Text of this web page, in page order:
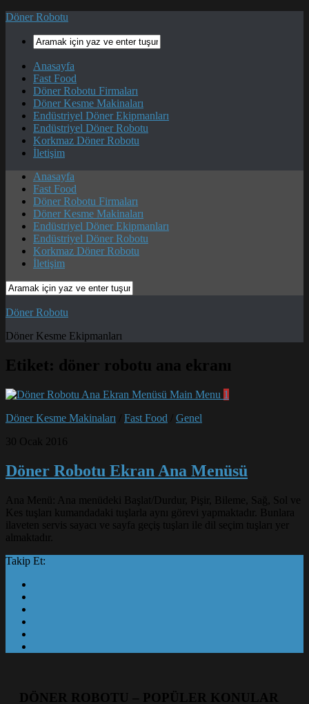
Döner Robotu
Anasayfa
Fast Food
Döner Robotu Firmaları
Döner Kesme Makinaları
Endüstriyel Döner Ekipmanları
Endüstriyel Döner Robotu
Korkmaz Döner Robotu
İletişim
Anasayfa
Fast Food
Döner Robotu Firmaları
Döner Kesme Makinaları
Endüstriyel Döner Ekipmanları
Endüstriyel Döner Robotu
Korkmaz Döner Robotu
İletişim
Döner Robotu
Döner Kesme Ekipmanları
Etiket: döner robotu ana ekranı
1
Döner Kesme Makinaları
Fast Food
Genel
30 Ocak 2016
Döner Robotu Ekran Ana Menüsü
Ana Menü: Ana menüdeki Başlat/Durdur, Pişir, Bileme, Sağ, Sol ve
Kes tuşları kumandadaki tuşlarla aynı görevi yapmaktadır. Bunlara
ilaveten servis sayacı ve sayfa geçiş tuşları ile dil seçim tuşları yer
almaktadır.
Takip Et:
DÖNER ROBOTU – POPÜLER KONULAR